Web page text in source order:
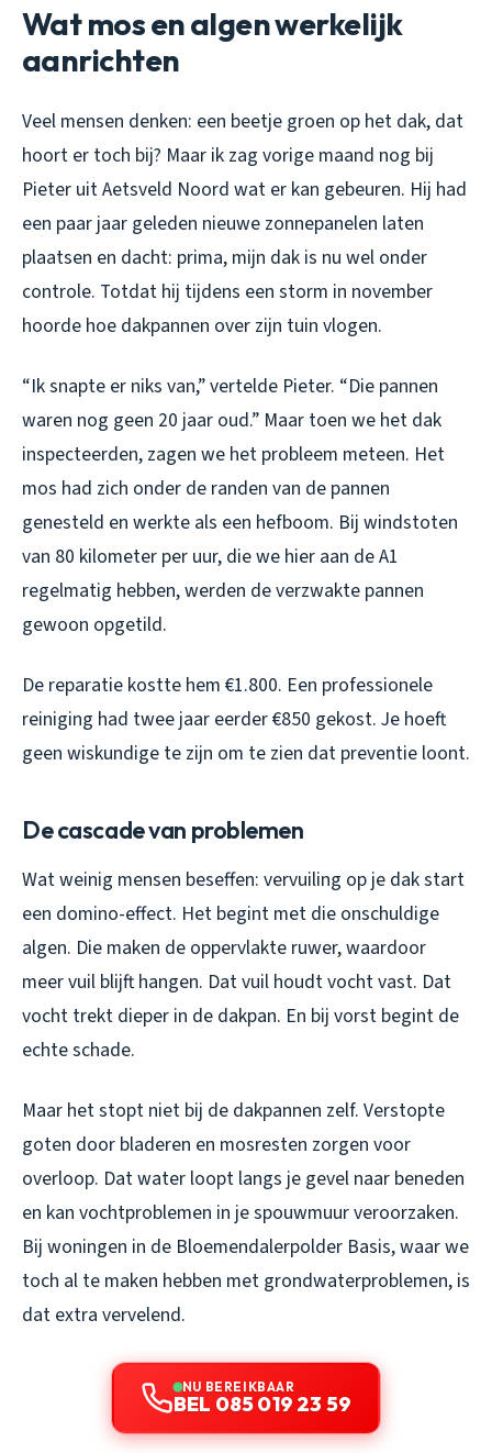
Wat mos en algen werkelijk
aanrichten
Veel mensen denken: een beetje groen op het dak, dat
hoort er toch bij? Maar ik zag vorige maand nog bij
Pieter uit Aetsveld Noord wat er kan gebeuren. Hij had
een paar jaar geleden nieuwe zonnepanelen laten
plaatsen en dacht: prima, mijn dak is nu wel onder
controle. Totdat hij tijdens een storm in november
hoorde hoe dakpannen over zijn tuin vlogen.
“Ik snapte er niks van,” vertelde Pieter. “Die pannen
waren nog geen 20 jaar oud.” Maar toen we het dak
inspecteerden, zagen we het probleem meteen. Het
mos had zich onder de randen van de pannen
genesteld en werkte als een hefboom. Bij windstoten
van 80 kilometer per uur, die we hier aan de A1
regelmatig hebben, werden de verzwakte pannen
gewoon opgetild.
De reparatie kostte hem €1.800. Een professionele
reiniging had twee jaar eerder €850 gekost. Je hoeft
geen wiskundige te zijn om te zien dat preventie loont.
De cascade van problemen
Wat weinig mensen beseffen: vervuiling op je dak start
een domino-effect. Het begint met die onschuldige
algen. Die maken de oppervlakte ruwer, waardoor
meer vuil blijft hangen. Dat vuil houdt vocht vast. Dat
vocht trekt dieper in de dakpan. En bij vorst begint de
echte schade.
Maar het stopt niet bij de dakpannen zelf. Verstopte
goten door bladeren en mosresten zorgen voor
overloop. Dat water loopt langs je gevel naar beneden
en kan vochtproblemen in je spouwmuur veroorzaken.
Bij woningen in de Bloemendalerpolder Basis, waar we
toch al te maken hebben met grondwaterproblemen, is
dat extra vervelend.
NU BEREIKBAAR
BEL 085 019 23 59